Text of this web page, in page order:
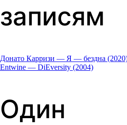
записям
Донато Карризи — Я — бездна
Entwine — DiEversity (2004)
Один